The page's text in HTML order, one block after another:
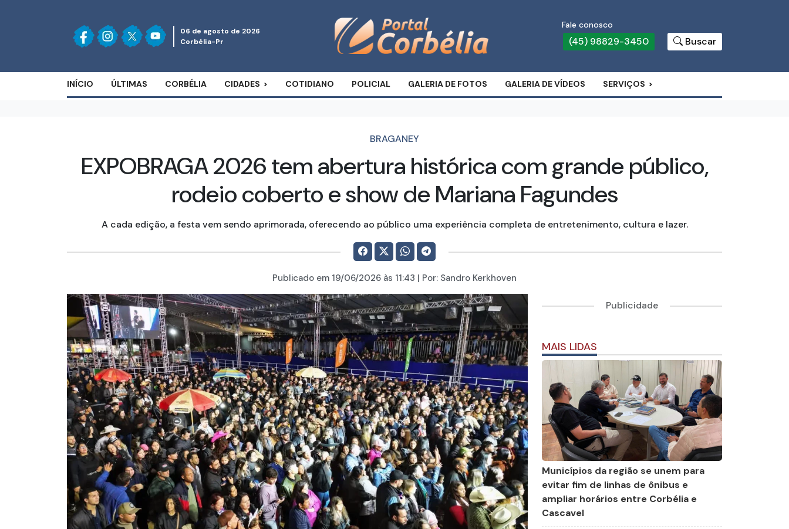
06 de agosto de 2026
Corbélia-Pr
Fale conosco
(45) 98829-3450 Buscar
INÍCIO ÚLTIMAS CORBÉLIA CIDADES COTIDIANO POLICIAL GALERIA DE FOTOS GALERIA DE VÍDEOS SERVIÇOS
BRAGANEY
EXPOBRAGA 2026 tem abertura histórica com grande público,
rodeio coberto e show de Mariana Fagundes
A cada edição, a festa vem sendo aprimorada, oferecendo ao público uma experiência completa de entretenimento, cultura e lazer.
Publicado em 19/06/2026 às 11:43 | Por: Sandro Kerkhoven
Publicidade
MAIS LIDAS
Municípios da região se unem para
evitar fim de linhas de ônibus e
ampliar horários entre Corbélia e
Cascavel